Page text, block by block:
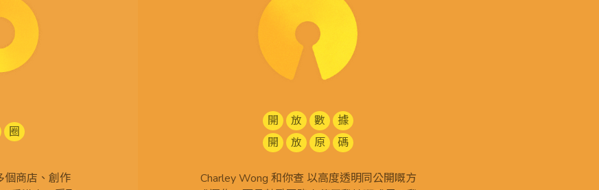
圈
個商店、創作
開 放 數
據
開
放 原 碼
Charley Wong 和你查 以高度透明同公開嘅方